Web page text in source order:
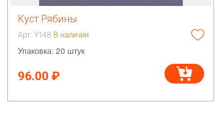
Куст Рябины
Арт. Y148 В наличии
Упаковка: 20 штук
96.00 ₽